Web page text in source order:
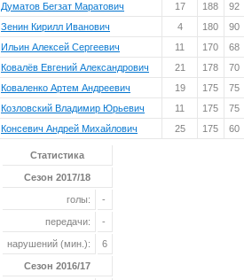
Думатов Бегзат Маратович 17 188 92
Зенин Кирилл Иванович 4 180 90
Ильин Алексей Сергеевич 11 170 68
Ковалёв Евгений Александрович 21 178 70
Коваленко Артем Андреевич 19 175 75
Козловский Владимир Юрьевич 11 175 75
Консевич Андрей Михайлович 25 175 60
Статистика
Сезон 2017/18
голы: -
передачи: -
нарушений (мин.): 6
Сезон 2016/17